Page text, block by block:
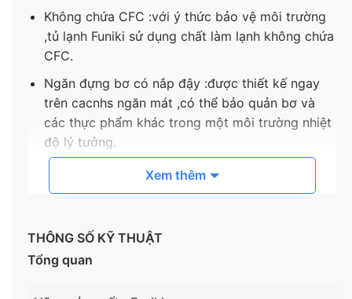
Không chứa CFC :với ý thức bảo vệ môi trường
,tủ lạnh Funiki sử dụng chất làm lạnh không chứa
CFC.
Ngăn đựng bơ có nắp đậy :được thiết kế ngay
trên cacnhs ngăn mát ,có thể bảo quản bơ và
các thực phẩm khác trong một môi trường nhiệt
độ lý tưởng.
Khay đá thông minh: chỉ cần 1 động tác xoay
nhẹ là có thể dễ dàng lấy đá ra mà không cần
Ngăn bảo quản thực Phẩm tươi sống:thiết kế
đặc biệt giữ cho thit cá đươc giữ lâu hơn , ngon
Xem thêm
THÔNG SỐ KỸ THUẬT
Tổng quan